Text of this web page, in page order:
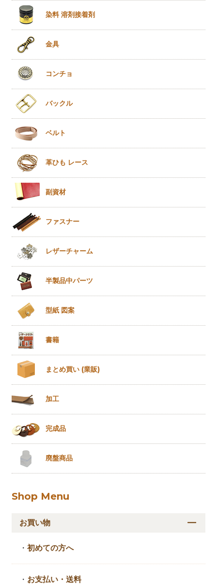
染料 溶剤接着剤
金具
コンチョ
バックル
ベルト
革ひも レース
副資材
ファスナー
レザーチャーム
半製品中パーツ
型紙 図案
書籍
まとめ買い (業販)
加工
完成品
廃盤商品
Shop Menu
お買い物
・初めての方へ
・ お支払い・送料